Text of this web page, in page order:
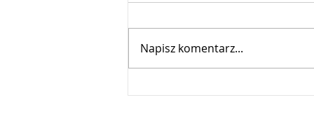
Napisz komentarz...